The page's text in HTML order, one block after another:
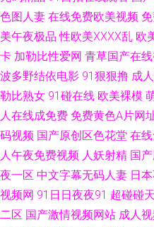
91AV狼友社 国产21页草草 亚洲五
莓丝瓜视频网站 午夜家庭影院福利
色界福利导航 av大香蕉av 丝瓜网
在线 老牛福利导航 91工厂直播 国
色图人妻 在线免费欧美视频
美午夜极品 性欧美ⅩⅩⅩⅩ乱 欧
卡 加勒比性爱网 青草国产在
波多野结依电影 91狠狠撸 成
勒比熟女 91碰在线 欧美裸模
人在线成免费 免费黄色A片网
码视频 国产原创区色花堂 在
人午夜免费视频 人妖射精 国
夜一区 中文字幕无码人妻 日
视频网 91日日夜夜91 超碰碰
二区 国产激情视频网站 成人